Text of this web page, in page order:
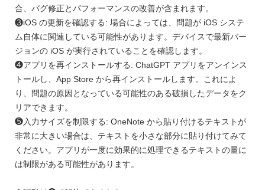
合、バグ修正とパフォーマンスの改善が含まれます。
❸iOS の更新を確認する: 場合によっては、問題が iOS システ
ム自体に関連している可能性があります。デバイスで最新バー
ジョンの iOS が実行されていることを確認します。
❹アプリを再インストールする: ChatGPT アプリをアンインス
トールし、App Store から再インストールします。これによ
り、問題の原因となっている可能性のある破損したデータをク
リアできます。
❺入力サイズを制限する: OneNote から貼り付けるテキストが
非常に大きい場合は、テキストを小さな部分に貼り付けてみて
ください。アプリが一度に効果的に処理できるテキストの量に
は制限がある可能性があります。